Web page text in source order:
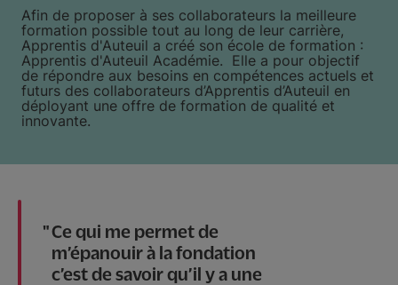
Afin de proposer à ses collaborateurs la meilleure
formation possible tout au long de leur carrière,
Apprentis d'Auteuil a créé son école de formation :
Apprentis d'Auteuil Académie. Elle a pour objectif
de répondre aux besoins en compétences actuels et
futurs des collaborateurs d’Apprentis d’Auteuil en
déployant une offre de formation de qualité et
innovante.
Ce qui me permet de
m’épanouir à la fondation
c’est de savoir qu’il y a une